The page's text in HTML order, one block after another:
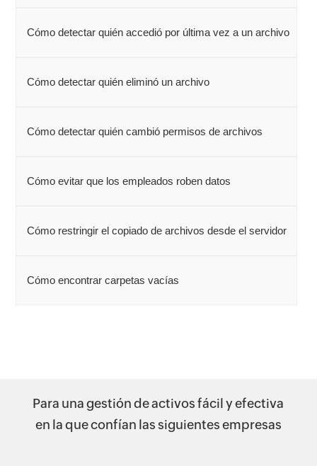
Cómo detectar quién accedió por última vez a un archivo
Cómo detectar quién eliminó un archivo
Cómo detectar quién cambió permisos de archivos
Cómo evitar que los empleados roben datos
Cómo restringir el copiado de archivos desde el servidor
Cómo encontrar carpetas vacías
Para una gestión de activos fácil y efectiva
en la que confían las siguientes empresas